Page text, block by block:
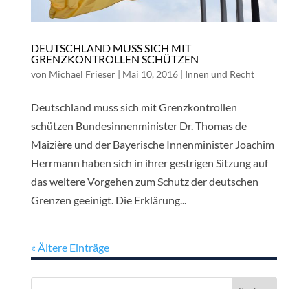
DEUTSCHLAND MUSS SICH MIT
GRENZKONTROLLEN SCHÜTZEN
von Michael Frieser| Mai 10, 2016| Innen und Recht
Deutschland muss sich mit Grenzkontrollen
schützen Bundesinnenminister Dr. Thomas de
Maizière und der Bayerische Innenminister Joachim
Herrmann haben sich in ihrer gestrigen Sitzung auf
das weitere Vorgehen zum Schutz der deutschen
Grenzen geeinigt. Die Erklärung...
« Ältere Einträge
Suchen